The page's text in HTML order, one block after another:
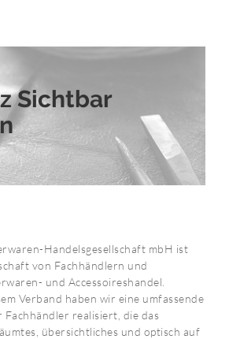
Sichtbar
Handelsgesellschaft mbH ist
von Fachhändlern und
und Accessoireshandel.
Verband haben wir eine umfassende
realisiert, die das
übersichtliches und optisch auf